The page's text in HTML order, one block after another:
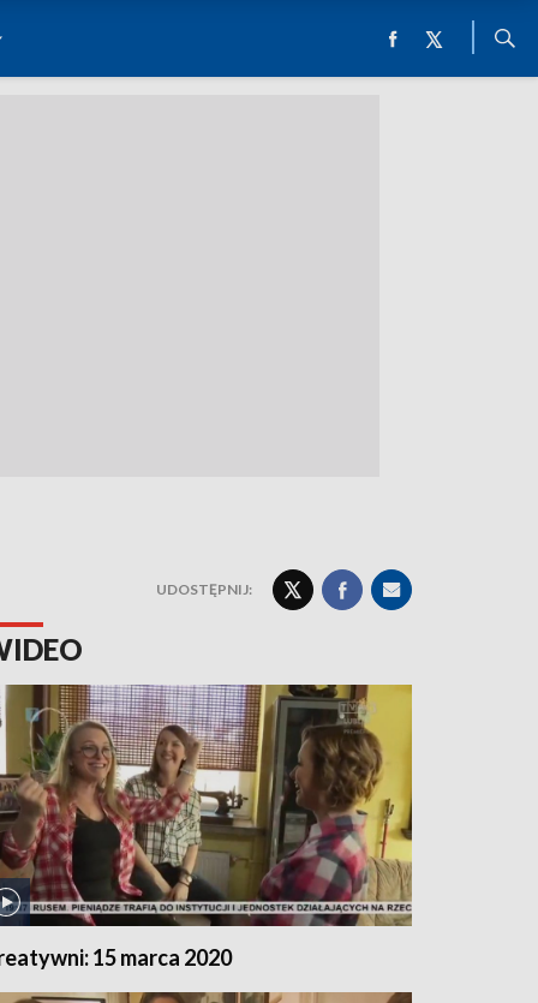
UDOSTĘPNIJ:
15 marca 2020